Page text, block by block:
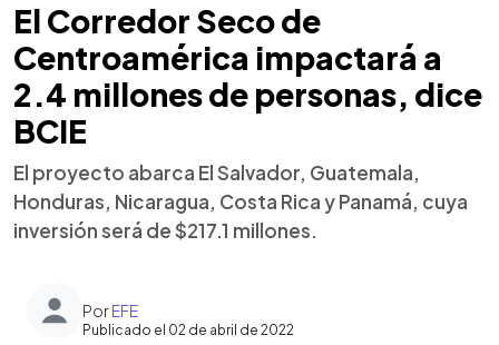
El Corredor Seco de
Centroamérica impactará a
2.4 millones de personas, dice
BCIE
El proyecto abarca El Salvador, Guatemala,
Honduras, Nicaragua, Costa Rica y Panamá, cuya
inversión será de $217.1 millones.
PorEFE
Publicado el 02 de abril de 2022